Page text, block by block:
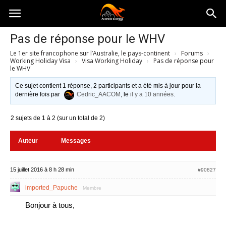
Australia-
australie.com
Pas de réponse pour le WHV
Le 1er site francophone sur l’Australie, le pays-continent › Forums ›
Working Holiday Visa › Visa Working Holiday ›
Pas de réponse pour
le WHV
Ce sujet contient 1 réponse, 2 participants et a été mis à jour pour la
dernière fois par
Cedric_AACOM , leil y a 10 années.
2 sujets de 1 à 2 (sur un total de 2)
Auteur Messages
15 juillet 2016 à 8 h 28 min #90827
imported_Papuche Membre
Bonjour à tous,